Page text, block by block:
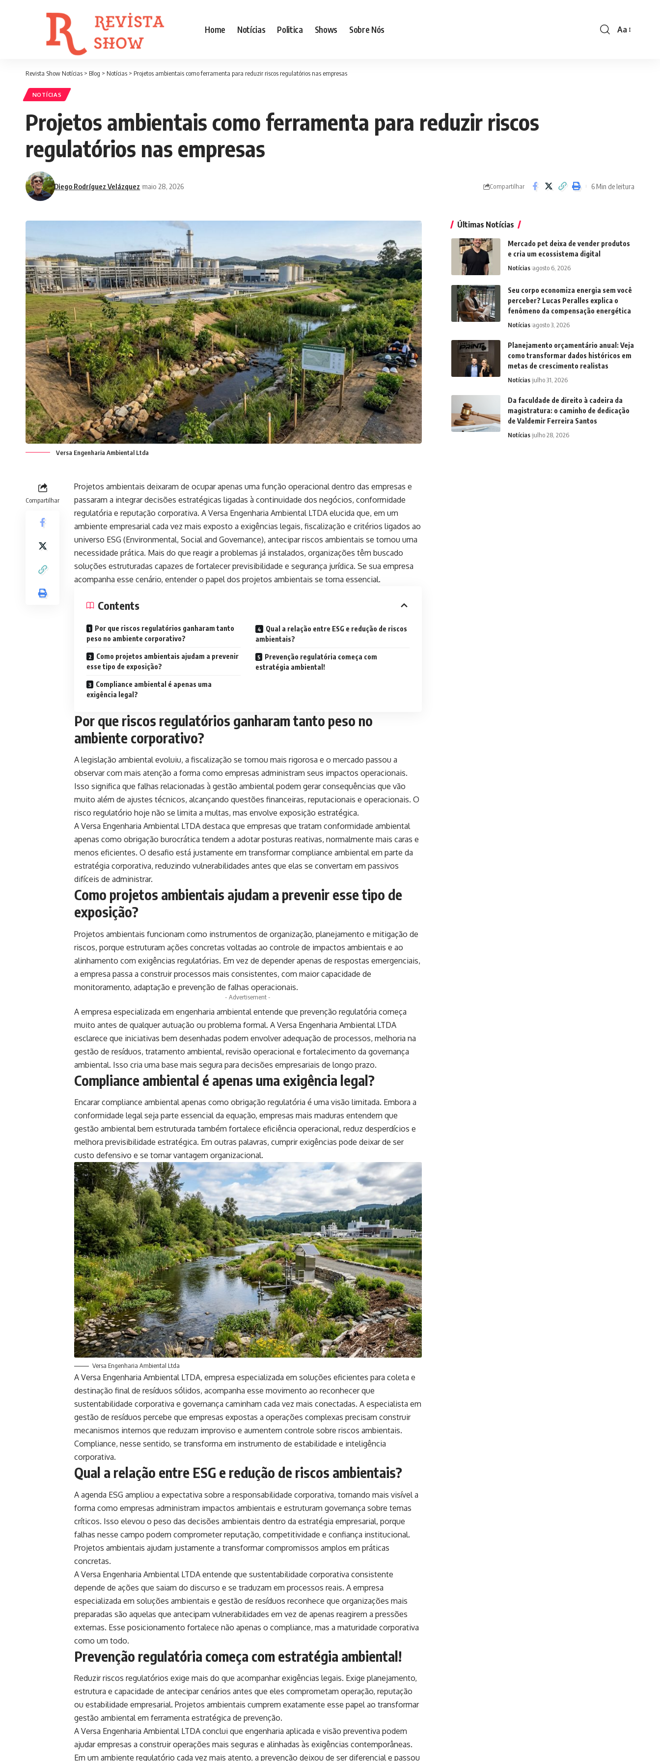
Home Notícias Politica Shows Sobre Nós
Font
Aa
Revista Show Notícias > Blog > Notícias > Projetos ambientais como ferramenta para reduzir riscos regulatórios nas empresas
NOTÍCIAS
Projetos ambientais como ferramenta para reduzir riscos
regulatórios nas empresas
Diego Rodríguez Velázquez maio 28, 2026 Compartilhar 6 Min de leitura
Versa Engenharia Ambiental Ltda
Compartilhar
Projetos ambientais deixaram de ocupar apenas uma função operacional dentro das empresas e
passaram a integrar decisões estratégicas ligadas à continuidade dos negócios, conformidade
regulatória e reputação corporativa. A Versa Engenharia Ambiental LTDA elucida que, em um
ambiente empresarial cada vez mais exposto a exigências legais, fiscalização e critérios ligados ao
universo ESG (Environmental, Social and Governance), antecipar riscos ambientais se tornou uma
necessidade prática. Mais do que reagir a problemas já instalados, organizações têm buscado
soluções estruturadas capazes de fortalecer previsibilidade e segurança jurídica. Se sua empresa
acompanha esse cenário, entender o papel dos projetos ambientais se torna essencial.
Contents
Por que riscos regulatórios ganharam tanto
peso no ambiente corporativo?
Como projetos ambientais ajudam a prevenir
esse tipo de exposição?
Compliance ambiental é apenas uma
exigência legal?
Qual a relação entre ESG e redução de riscos
ambientais?
Prevenção regulatória começa com
estratégia ambiental!
Por que riscos regulatórios ganharam tanto peso no
ambiente corporativo?
A legislação ambiental evoluiu, a fiscalização se tornou mais rigorosa e o mercado passou a
observar com mais atenção a forma como empresas administram seus impactos operacionais.
Isso significa que falhas relacionadas à gestão ambiental podem gerar consequências que vão
muito além de ajustes técnicos, alcançando questões financeiras, reputacionais e operacionais. O
risco regulatório hoje não se limita a multas, mas envolve exposição estratégica.
A Versa Engenharia Ambiental LTDA destaca que empresas que tratam conformidade ambiental
apenas como obrigação burocrática tendem a adotar posturas reativas, normalmente mais caras e
menos eficientes. O desafio está justamente em transformar compliance ambiental em parte da
estratégia corporativa, reduzindo vulnerabilidades antes que elas se convertam em passivos
difíceis de administrar.
Como projetos ambientais ajudam a prevenir esse tipo de
exposição?
Projetos ambientais funcionam como instrumentos de organização, planejamento e mitigação de
riscos, porque estruturam ações concretas voltadas ao controle de impactos ambientais e ao
alinhamento com exigências regulatórias. Em vez de depender apenas de respostas emergenciais,
a empresa passa a construir processos mais consistentes, com maior capacidade de
monitoramento, adaptação e prevenção de falhas operacionais.
- Advertisement -
A empresa especializada em engenharia ambiental entende que prevenção regulatória começa
muito antes de qualquer autuação ou problema formal. A Versa Engenharia Ambiental LTDA
esclarece que iniciativas bem desenhadas podem envolver adequação de processos, melhoria na
gestão de resíduos, tratamento ambiental, revisão operacional e fortalecimento da governança
ambiental. Isso cria uma base mais segura para decisões empresariais de longo prazo.
Compliance ambiental é apenas uma exigência legal?
Encarar compliance ambiental apenas como obrigação regulatória é uma visão limitada. Embora a
conformidade legal seja parte essencial da equação, empresas mais maduras entendem que
gestão ambiental bem estruturada também fortalece eficiência operacional, reduz desperdícios e
melhora previsibilidade estratégica. Em outras palavras, cumprir exigências pode deixar de ser
custo defensivo e se tornar vantagem organizacional.
Versa Engenharia Ambiental Ltda
A Versa Engenharia Ambiental LTDA, empresa especializada em soluções eficientes para coleta e
destinação final de resíduos sólidos, acompanha esse movimento ao reconhecer que
sustentabilidade corporativa e governança caminham cada vez mais conectadas. A especialista em
gestão de resíduos percebe que empresas expostas a operações complexas precisam construir
mecanismos internos que reduzam improviso e aumentem controle sobre riscos ambientais.
Compliance, nesse sentido, se transforma em instrumento de estabilidade e inteligência
corporativa.
Qual a relação entre ESG e redução de riscos ambientais?
A agenda ESG ampliou a expectativa sobre a responsabilidade corporativa, tornando mais visível a
forma como empresas administram impactos ambientais e estruturam governança sobre temas
críticos. Isso elevou o peso das decisões ambientais dentro da estratégia empresarial, porque
falhas nesse campo podem comprometer reputação, competitividade e confiança institucional.
Projetos ambientais ajudam justamente a transformar compromissos amplos em práticas
concretas.
A Versa Engenharia Ambiental LTDA entende que sustentabilidade corporativa consistente
depende de ações que saiam do discurso e se traduzam em processos reais. A empresa
especializada em soluções ambientais e gestão de resíduos reconhece que organizações mais
preparadas são aquelas que antecipam vulnerabilidades em vez de apenas reagirem a pressões
externas. Esse posicionamento fortalece não apenas o compliance, mas a maturidade corporativa
como um todo.
Prevenção regulatória começa com estratégia ambiental!
Reduzir riscos regulatórios exige mais do que acompanhar exigências legais. Exige planejamento,
estrutura e capacidade de antecipar cenários antes que eles comprometam operação, reputação
ou estabilidade empresarial. Projetos ambientais cumprem exatamente esse papel ao transformar
gestão ambiental em ferramenta estratégica de prevenção.
A Versa Engenharia Ambiental LTDA conclui que engenharia aplicada e visão preventiva podem
ajudar empresas a construir operações mais seguras e alinhadas às exigências contemporâneas.
Em um ambiente regulatório cada vez mais atento, a prevenção deixou de ser diferencial e passou
Últimas Notícias
Mercado pet deixa de vender produtos
e cria um ecossistema digital
Notícias agosto 6, 2026
Seu corpo economiza energia sem você
perceber? Lucas Peralles explica o
fenômeno da compensação energética
Notícias agosto 3, 2026
Planejamento orçamentário anual: Veja
como transformar dados históricos em
metas de crescimento realistas
Notícias julho 31, 2026
Da faculdade de direito à cadeira da
magistratura: o caminho de dedicação
de Valdemir Ferreira Santos
Notícias julho 28, 2026